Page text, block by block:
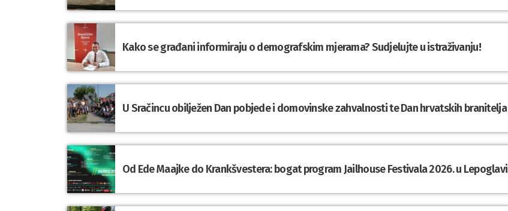
Kako se građani informiraju o demografskim mjerama? Sudjelujte u istraživanju!
U Sračincu obilježen Dan pobjede i domovinske zahvalnosti te Dan hrvatskih branitelja
Od Ede Maajke do Krankšvestera: bogat program Jailhouse Festivala 2026. u Lepoglavi